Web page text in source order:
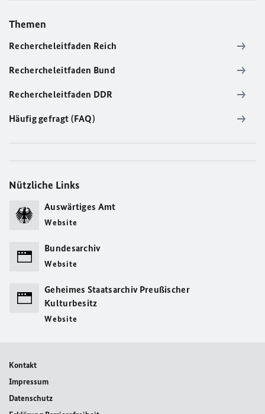
Themen
Rechercheleitfaden Reich
Rechercheleitfaden Bund
Rechercheleitfaden DDR
Häufig gefragt (FAQ)
Nützliche Links
Auswärtiges Amt
Website
Bundesarchiv
Website
Geheimes Staatsarchiv Preußischer
Kulturbesitz
Website
Kontakt
Impressum
Datenschutz